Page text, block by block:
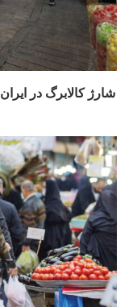
شارژ کالابرگ در ایران ۲۰۲۶؛ زمان پرداخت یارانه‌ها زیر ذره‌بین